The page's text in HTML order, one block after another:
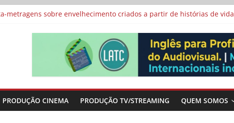
e divide prêmio principal entre “Manas” e “O Agente Secreto”
metragens sobre envelhecimento criados a partir de histórias de vida
de escolas públicas
adaptação brasileira de série argentina para o cinema
PRODUÇÃO CINEMA PRODUÇÃO TV/STREAMING QUEM SOMOS